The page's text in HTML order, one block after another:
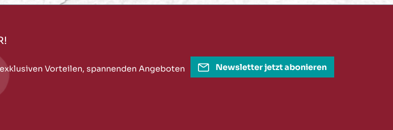
Vorteilen, spannenden Angeboten
Newsletter jetzt abonieren